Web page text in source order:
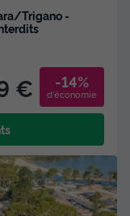
Trigano -
€ -14%
d'économie